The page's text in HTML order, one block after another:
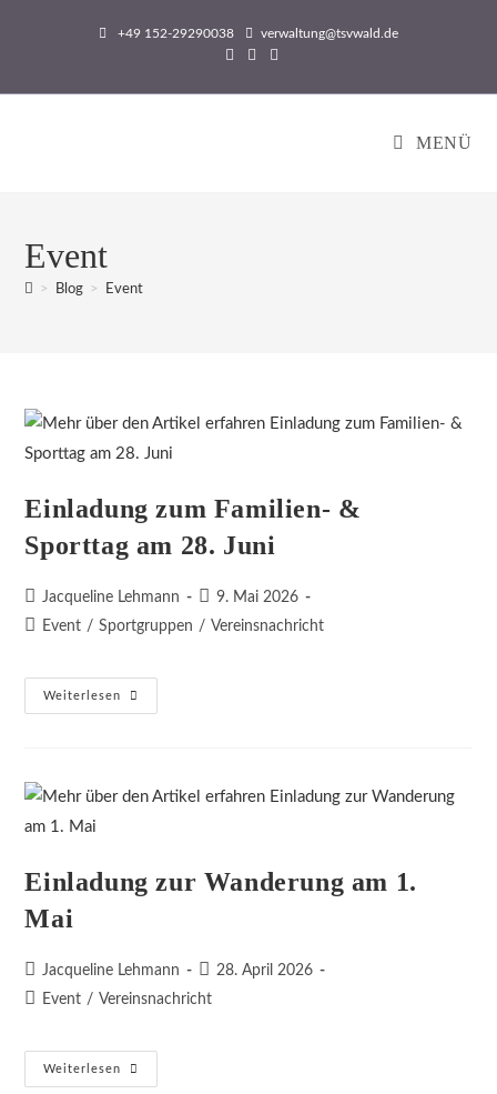
+49 152-29290038 verwaltung@tsvwald.de
MENÜ
Event
> Blog > Event
Einladung zum Familien- &
Sporttag am 28. Juni
Beitrags-
Autor:
Jacqueline Lehmann
Beitrag
veröffentlicht:
9. Mai 2026
Beitrags-
Event / Sportgruppen / Vereinsnachricht
Weiterlesen
Einladung
Zum
28.
Juni
Einladung zur Wanderung am 1.
Mai
Beitrags-
Autor:
Jacqueline Lehmann
Beitrag
veröffentlicht:
28. April 2026
Beitrags-
Event / Vereinsnachricht
Weiterlesen
Einladung
Zur